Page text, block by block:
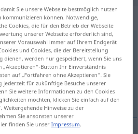
: feminin
f
anklicken/antippen)
Sie unsere Webseite bestmöglich nutzen
kommunizieren können. Notwendige,
Cookies, die für den Betrieb der Webseite
unserer Webseite erforderlich sind,
Vorauswahl immer auf Ihrem Endgerät
und Cookies, die der Bereitstellung
dienen, werden nur gespeichert, wenn Sie uns
„Akzeptieren“-Button Ihr Einverständnis
auf „Fortfahren ohne Akzeptieren“. Sie
für zukünftige Besuche unserer
Sie weitere Informationen zu den Cookies
möchten, klicken Sie einfach auf den
Weitergehende Hinweise zu der
Sie ansonsten unserer
finden Sie unserImpressum.